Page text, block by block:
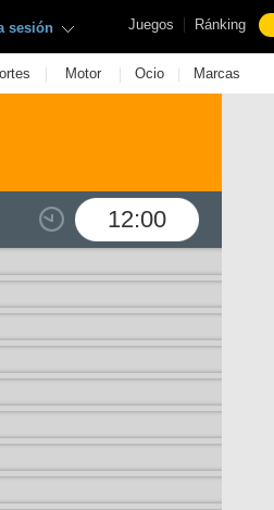
Juegos | Ránking
sesión
| Motor | Ocio | Marcas
12:00